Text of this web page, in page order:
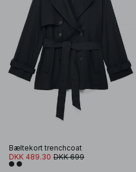
Bæltekort trenchcoat
DKK 489.30 DKK 699